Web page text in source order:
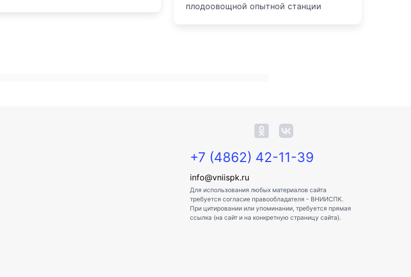
плодоовощной опытной станции
+7 (4862) 42-11-39
info@vniispk.ru
Для использования любых материалов сайта
требуется согласие правообладателя - ВНИИСПК.
При цитировании или упоминании, требуется прямая
ссылка (на сайт и на конкретную страницу сайта).